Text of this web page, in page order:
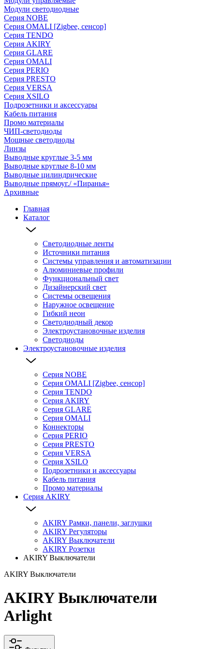
Модули светодиодные
Серия NOBE
Серия OMALI [Zigbee, сенсор]
Серия TENDO
Серия AKIRY
Серия GLARE
Серия OMALI
Серия PERIO
Серия PRESTO
Серия VERSA
Серия XSILO
Подрозетники и аксессуары
Кабель питания
Промо материалы
ЧИП-светодиоды
Мощные светодиоды
Линзы
Выводные круглые 3-5 мм
Выводные круглые 8-10 мм
Выводные цилиндрические
Выводные прямоуг./ «Пиранья»
Архивные
Главная
Каталог
Светодиодные ленты
Источники питания
Системы управления и автоматизации
Алюминиевые профили
Функциональный свет
Дизайнерский свет
Системы освещения
Наружное освещение
Гибкий неон
Светодиодный декор
Электроустановочные изделия
Светодиоды
Электроустановочные изделия
Серия NOBE
Серия OMALI [Zigbee, сенсор]
Серия TENDO
Серия AKIRY
Серия GLARE
Серия OMALI
Коннекторы
Серия PERIO
Серия PRESTO
Серия VERSA
Серия XSILO
Подрозетники и аксессуары
Кабель питания
Промо материалы
Серия AKIRY
AKIRY Рамки, панели, заглушки
AKIRY Регуляторы
AKIRY Выключатели
AKIRY Розетки
AKIRY Выключатели
AKIRY Выключатели
AKIRY Выключатели
Arlight